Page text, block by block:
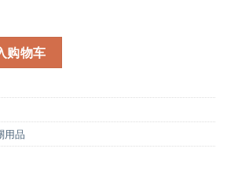
购物车
用品